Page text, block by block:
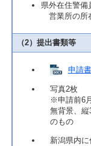
県外在住警備
営業所の所
（2）提出書類等
申請
写真2枚
※申請前6
無背景、
のもの
新潟県内